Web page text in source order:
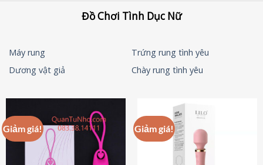
Đồ Chơi Tình Dục Nữ
Máy rung
Trứng rung tình yêu
Dương vật giả
Chày rung tình yêu
Giảm giá! Giảm giá!